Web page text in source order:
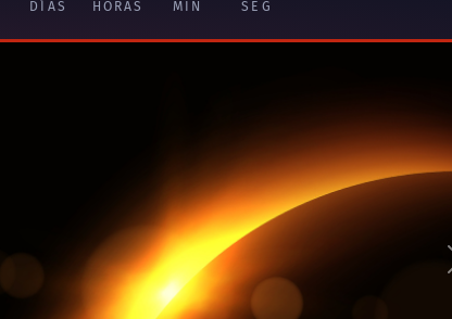
DÍAS HORAS MIN SEG